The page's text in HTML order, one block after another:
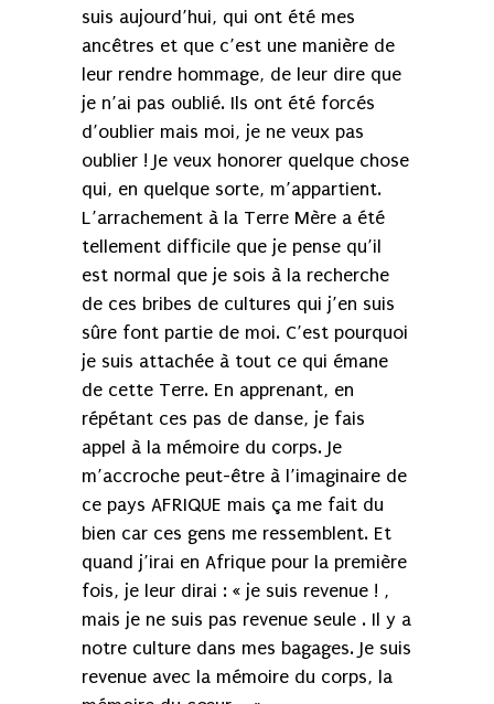
suis aujourd’hui, qui ont été mes
ancêtres et que c’est une manière de
leur rendre hommage, de leur dire que
je n’ai pas oublié. Ils ont été forcés
d’oublier mais moi, je ne veux pas
oublier ! Je veux honorer quelque chose
qui, en quelque sorte, m’appartient.
L’arrachement à la Terre Mère a été
tellement difficile que je pense qu’il
est normal que je sois à la recherche
de ces bribes de cultures qui j’en suis
sûre font partie de moi. C’est pourquoi
je suis attachée à tout ce qui émane
de cette Terre. En apprenant, en
répétant ces pas de danse, je fais
appel à la mémoire du corps. Je
m’accroche peut-être à l’imaginaire de
ce pays AFRIQUE mais ça me fait du
bien car ces gens me ressemblent. Et
quand j’irai en Afrique pour la première
fois, je leur dirai : « je suis revenue ! ,
mais je ne suis pas revenue seule . Il y a
notre culture dans mes bagages. Je suis
revenue avec la mémoire du corps, la